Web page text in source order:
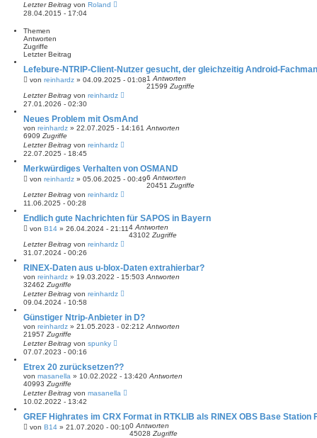
Letzter Beitrag von Roland
28.04.2015 - 17:04
Themen
Antworten
Zugriffe
Letzter Beitrag
Lefebure-NTRIP-Client-Nutzer gesucht, der gleichzeitig Android-
von reinhardz » 04.09.2025 - 01:081 Antworten
21599 Zugriffe
Letzter Beitrag von reinhardz
27.01.2026 - 02:30
Neues Problem mit OsmAnd
von reinhardz » 22.07.2025 - 14:161 Antworten
6909 Zugriffe
Letzter Beitrag von reinhardz
22.07.2025 - 18:45
Merkwürdiges Verhalten von OSMAND
von reinhardz » 05.06.2025 - 00:496 Antworten
20451 Zugriffe
Letzter Beitrag von reinhardz
11.06.2025 - 00:28
Endlich gute Nachrichten für SAPOS in Bayern
von B14 » 26.04.2024 - 21:114 Antworten
43102 Zugriffe
Letzter Beitrag von reinhardz
31.07.2024 - 00:26
RINEX-Daten aus u-blox-Daten extrahierbar?
von reinhardz » 19.03.2022 - 15:503 Antworten
32462 Zugriffe
Letzter Beitrag von reinhardz
09.04.2024 - 10:58
Günstiger Ntrip-Anbieter in D?
von reinhardz » 21.05.2023 - 02:212 Antworten
21957 Zugriffe
Letzter Beitrag von spunky
07.07.2023 - 00:16
Etrex 20 zurücksetzen??
von masanella » 10.02.2022 - 13:420 Antworten
40993 Zugriffe
Letzter Beitrag von masanella
10.02.2022 - 13:42
GREF Highrates im CRX Format in RTKLIB als RINEX OBS Base Station
von B14 » 21.07.2020 - 00:100 Antworten
45028 Zugriffe